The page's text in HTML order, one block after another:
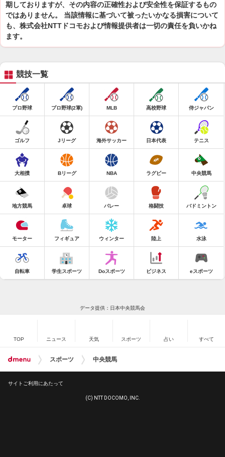
期しておりますが、その内容の正確性および安全性を保証するもの
ではありません。 当該情報に基づいて被ったいかなる損害について
も、株式会社NTTドコモおよび情報提供者は一切の責任を負いかね
ます。
競技一覧
プロ野球 プロ野球(2軍) MLB 高校野球 侍ジャパン
ゴルフ Jリーグ 海外サッカー 日本代表 テニス
大相撲 Bリーグ NBA ラグビー 中央競馬
地方競馬 卓球 バレー 格闘技 バドミントン
モーター フィギュア ウィンター 陸上 水泳
自転車 学生スポーツ Doスポーツ ビジネス eスポーツ
データ提供：日本中央競馬会
TOP ニュース 天気 スポーツ 占い すべて
スポーツ 中央競馬
サイトご利用にあたって
(C) NTT DOCOMO, INC.